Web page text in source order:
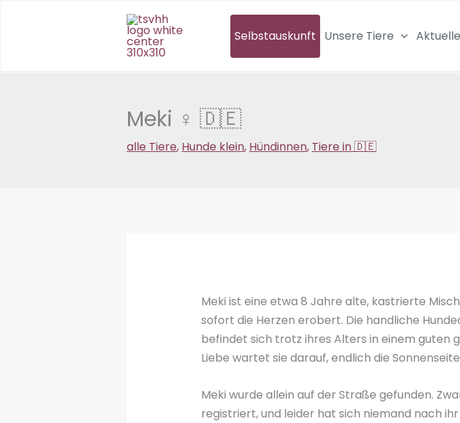
Selbstauskunft Unsere Tiere
Meki ♀ 🇩🇪
alle Tiere, Hunde klein, Hündinnen, Tiere in 🇩🇪
Meki ist eine etwa 8 Jahre alte, kastrierte
sofort die Herzen erobert. Die handliche
befindet sich trotz ihres Alters in einem guten
Liebe wartet sie darauf, endlich die
Meki wurde allein auf der Straße gefunden.
registriert, und leider hat sich niemand nach